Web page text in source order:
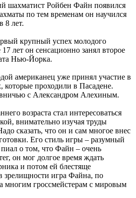
шахматист Ройбен Файн появился
по тем временам он научился
8 лет.
крупный успех молодого
лет он сенсационно занял второе
Нью-Йорка.
американец уже принял участие в
которые проходили в Пасадене.
вничью с Александром Алехиным.
возраста стал интересоваться
внимательно изучая труды
сказать, что он и сам многое внес
Его стиль игры – разумный
о том, что Файн – очень
он мог долгое время ждать
и потом ей блестяще
зрелищности игра Файна, по
многим гроссмейстерам с мировым